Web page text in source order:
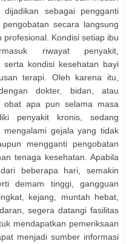
sebagai pengganti
secara langsung
Kondisi setiap ibu
riwayat penyakit,
kondisi kesehatan bayi
terapi. Oleh karena itu,
dokter, bidan, atau
obat apa pun selama masa
penyakit kronis, sedang
gejala yang tidak
mengganti pengobatan
tenaga kesehatan. Apabila
beberapa hari, semakin
demam tinggi, gangguan
kejang, muntah hebat,
segera datangi fasilitas
mendapatkan pemeriksaan
menjadi sumber informasi